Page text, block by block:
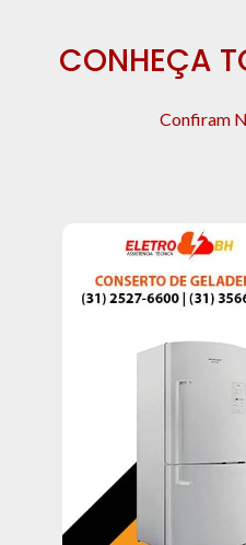
CONHEÇA
Confiram